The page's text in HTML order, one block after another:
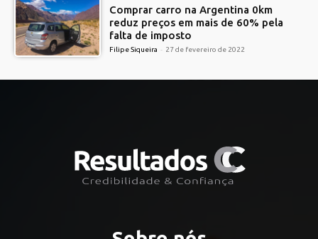
Comprar carro na Argentina 0km
reduz preços em mais de 60% pela
falta de imposto
Filipe Siqueira - 27 de fevereiro de 2022